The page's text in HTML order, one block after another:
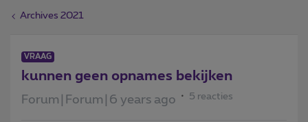
Archives 2021
VRAAG
kunnen geen opnames bekijken
Forum|Forum|6 years ago 5 reacties